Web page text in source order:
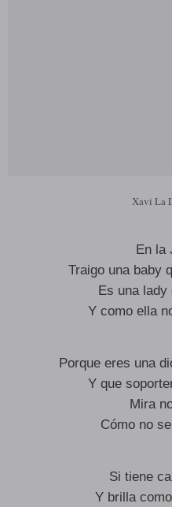
Xavi La
En la
Traigo una baby
Es una lady
Y como ella
Porque eres una
Y que
Mira
Cómo no
Si tiene
Y brilla